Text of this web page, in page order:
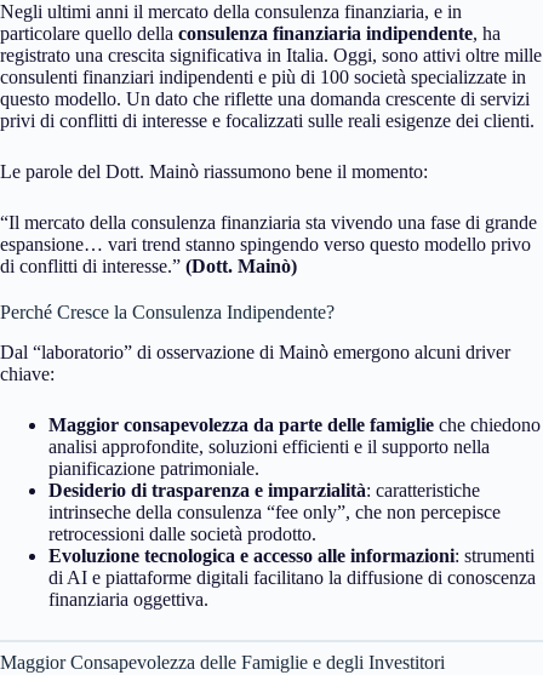
Negli ultimi anni il mercato della consulenza finanziaria, e in
particolare quello della consulenza finanziaria indipendente, ha
registrato una crescita significativa in Italia. Oggi, sono attivi oltre mille
consulenti finanziari indipendenti e più di 100 società specializzate in
questo modello. Un dato che riflette una domanda crescente di servizi
privi di conflitti di interesse e focalizzati sulle reali esigenze dei clienti.
Le parole del Dott. Mainò riassumono bene il momento:
“Il mercato della consulenza finanziaria sta vivendo una fase di grande
espansione… vari trend stanno spingendo verso questo modello privo
di conflitti di interesse.” (Dott. Mainò)
Perché Cresce la Consulenza Indipendente?
Dal “laboratorio” di osservazione di Mainò emergono alcuni driver
chiave:
Maggior consapevolezza da parte delle famiglie che chiedono
analisi approfondite, soluzioni efficienti e il supporto nella
pianificazione patrimoniale.
Desiderio di trasparenza e imparzialità: caratteristiche
intrinseche della consulenza “fee only”, che non percepisce
retrocessioni dalle società prodotto.
Evoluzione tecnologica e accesso alle informazioni: strumenti
di AI e piattaforme digitali facilitano la diffusione di conoscenza
finanziaria oggettiva.
Maggior Consapevolezza delle Famiglie e degli Investitori